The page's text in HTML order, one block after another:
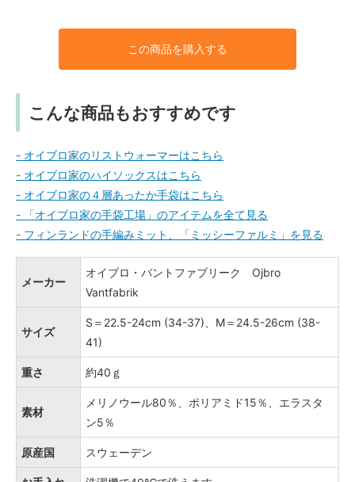
この商品を購入する
こんな商品もおすすめです
- オイブロ家のリストウォーマーはこちら
- オイブロ家のハイソックスはこちら
- オイブロ家の４層あったか手袋はこちら
- 「オイブロ家の手袋工場」のアイテムを全て見る
- フィンランドの手編みミット、「ミッシーファルミ」を見る
メーカー
オイブロ・バントファブリーク Ojbro
Vantfabrik
サイズ
S＝22.5-24cm (34-37)、M＝24.5-26cm (38-
41)
重さ 約40ｇ
素材
メリノウール80％、ポリアミド15％、エラスタ
ン5％
原産国 スウェーデン